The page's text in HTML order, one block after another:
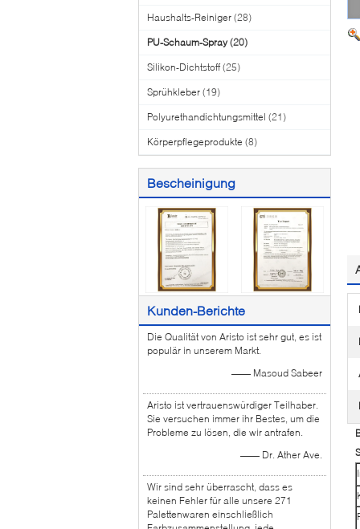
Haushalts-Reiniger (28)
PU-Schaum-Spray (20)
Silikon-Dichtstoff (25)
Sprühkleber (19)
Polyurethandichtungsmittel (21)
Körperpflegeprodukte (8)
Bescheinigung
Kunden-Berichte
Die Qualität von Aristo ist sehr gut, es ist
populär in unserem Markt.
—— Masoud Sabeer
Aristo ist vertrauenswürdiger Teilhaber.
Sie versuchen immer ihr Bestes, um die
Probleme zu lösen, die wir antrafen.
—— Dr. Ather Ave.
Wir sind sehr überrascht, dass es
keinen Fehler für alle unsere 271
Palettenwaren einschließlich